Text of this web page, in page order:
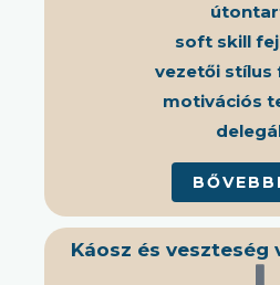
soft skill
vezetői stílus
motivációs
Káosz és veszteség